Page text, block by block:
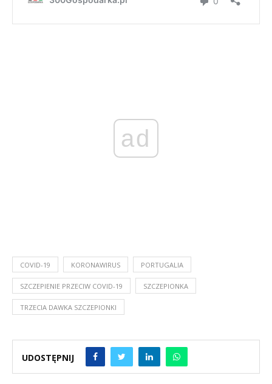
ad
COVID-19 KORONAWIRUS PORTUGALIA
SZCZEPIENIE PRZECIW COVID-19 SZCZEPIONKA
TRZECIA DAWKA SZCZEPIONKI
UDOSTĘPNIJ